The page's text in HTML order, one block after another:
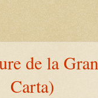
de la
Carta)